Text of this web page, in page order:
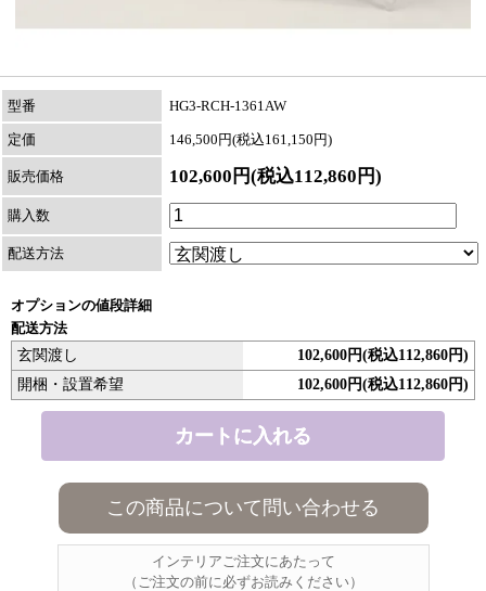
型番 HG3-RCH-1361AW
定価 146,500円(税込161,150円)
販売価格 102,600円(税込112,860円)
購入数
配送方法
オプションの値段詳細
配送方法
玄関渡し
102,600円(税込112,860円)
開梱・設置希望
102,600円(税込112,860円)
この商品について問い合わせる
インテリアご注文にあたって
（ご注文の前に必ずお読みください）